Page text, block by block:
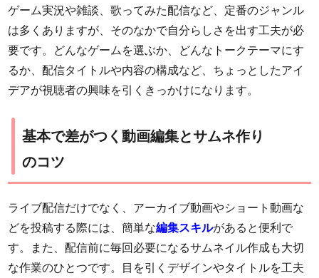
ゲーム実況や雑談、歌ってみた配信など、定番のジャンル
は多くありますが、そのなかで自分らしさを出す工夫が必
要です。どんなゲームを選ぶか、どんなトークテーマにす
るか、配信タイトルや内容の構成など、ちょっとしたアイ
デアが視聴者の興味を引くきっかけになります。
基本で差がつく動画編集とサムネ作り
のコツ
ライブ配信だけでなく、アーカイブ動画やショート動画な
どを投稿する際には、簡単な編集スキルがあると便利で
す。また、配信前に毎回必要になるサムネイル作成も大切
な作業のひとつです。目を引くデザインやタイトルを工夫